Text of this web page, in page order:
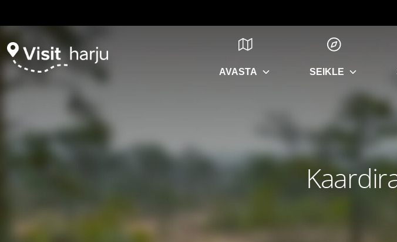
AVASTA SEIKLE